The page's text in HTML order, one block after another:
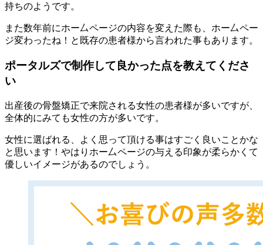
持ちのようです。
また数年前にホー厶ページの内容を変えた際も、ホー厶ペー
ジ変わったね！と既存の患者様から言われた事もあります。
ポータルズで制作して良かった点を教えてくださ
い
出産後の骨盤矯正で来院される女性の患者様が多いですが、
全体的にみても女性の方が多いです。
女性に選ばれる、よく思って頂ける事はすごく良いことかな
と思います！やはりホー厶ページの与える印象が柔らかくて
優しいイメージがあるのでしょう。